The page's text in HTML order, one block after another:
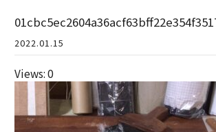
2022.01.15
Views: 0